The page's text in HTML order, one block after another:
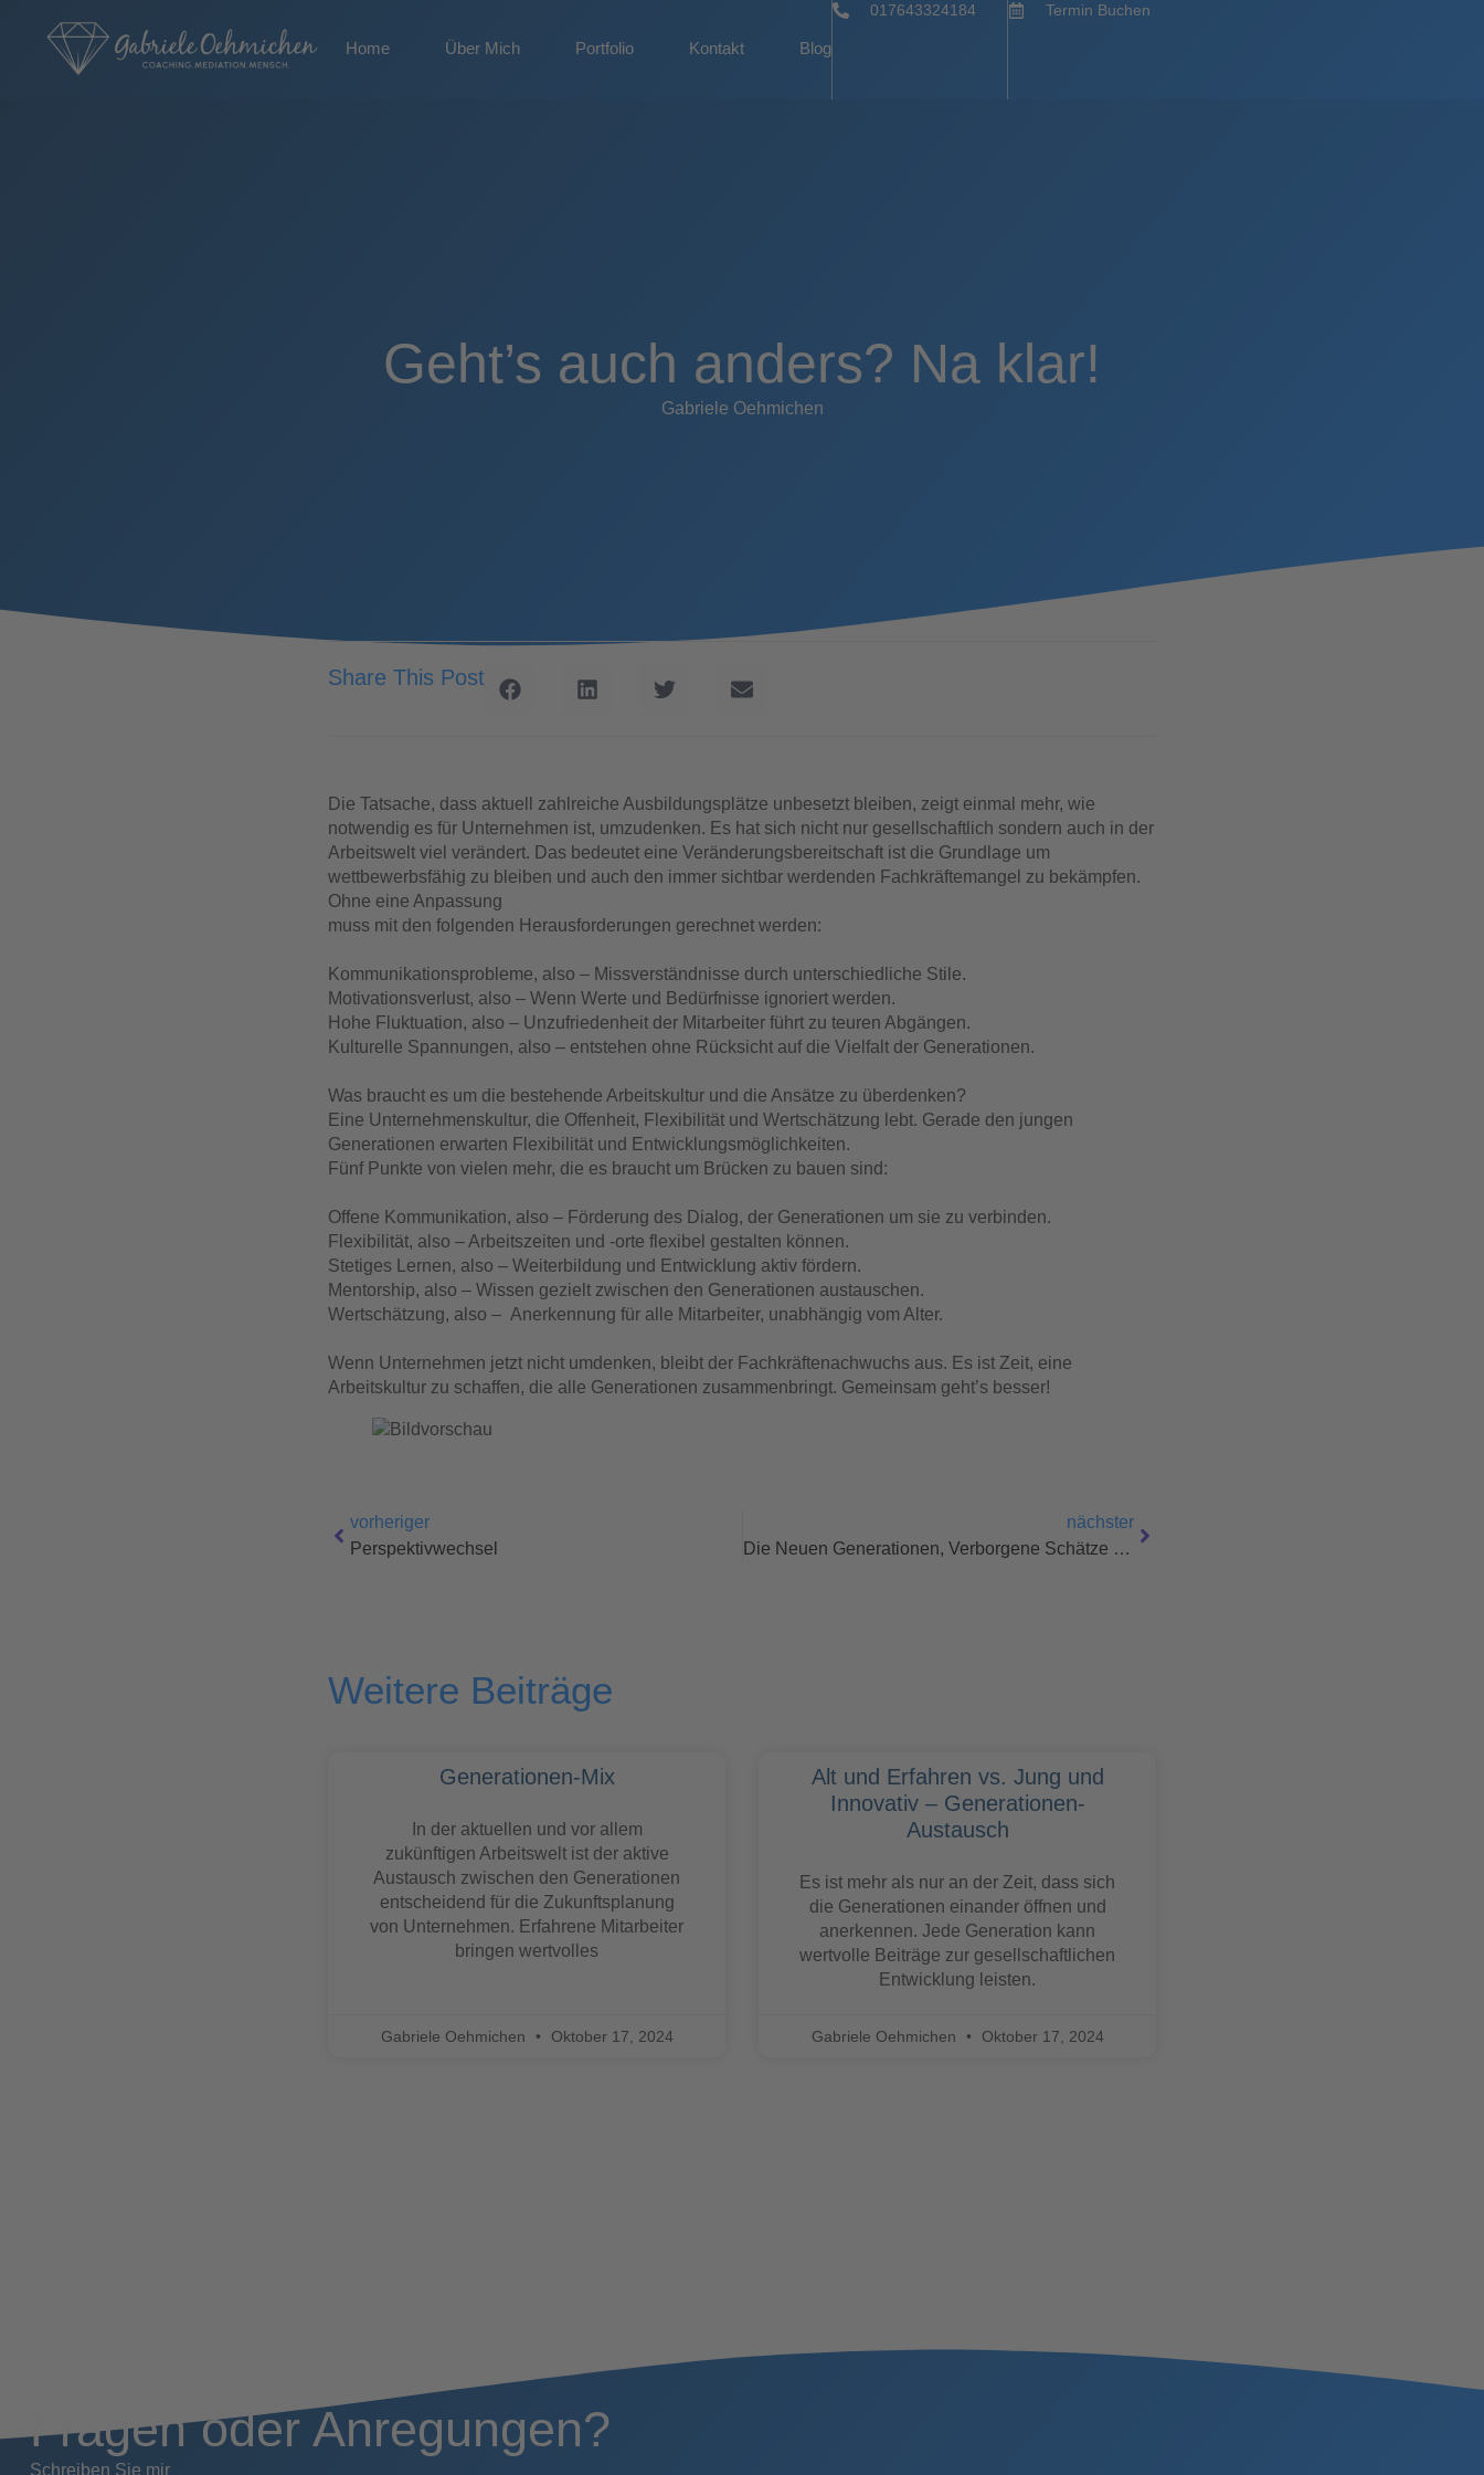
Home Über Mich Portfolio Kontakt Blog
017643324184 Termin Buchen
Geht’s auch anders? Na klar!
Gabriele Oehmichen
Share This Post
Die Tatsache, dass aktuell zahlreiche Ausbildungsplätze unbesetzt bleiben, zeigt einmal mehr, wie
notwendig es für Unternehmen ist, umzudenken. Es hat sich nicht nur gesellschaftlich sondern auch in der
Arbeitswelt viel verändert. Das bedeutet eine Veränderungsbereitschaft ist die Grundlage um
wettbewerbsfähig zu bleiben und auch den immer sichtbar werdenden Fachkräftemangel zu bekämpfen.
Ohne eine Anpassung
muss mit den folgenden Herausforderungen gerechnet werden:
Kommunikationsprobleme, also – Missverständnisse durch unterschiedliche Stile.
Motivationsverlust, also – Wenn Werte und Bedürfnisse ignoriert werden.
Hohe Fluktuation, also – Unzufriedenheit der Mitarbeiter führt zu teuren Abgängen.
Kulturelle Spannungen, also – entstehen ohne Rücksicht auf die Vielfalt der Generationen.
Was braucht es um die bestehende Arbeitskultur und die Ansätze zu überdenken?
Eine Unternehmenskultur, die Offenheit, Flexibilität und Wertschätzung lebt. Gerade den jungen
Generationen erwarten Flexibilität und Entwicklungsmöglichkeiten.
Fünf Punkte von vielen mehr, die es braucht um Brücken zu bauen sind:
Offene Kommunikation, also – Förderung des Dialog, der Generationen um sie zu verbinden.
Flexibilität, also – Arbeitszeiten und -orte flexibel gestalten können.
Stetiges Lernen, also – Weiterbildung und Entwicklung aktiv fördern.
Mentorship, also – Wissen gezielt zwischen den Generationen austauschen.
Wertschätzung, also – Anerkennung für alle Mitarbeiter, unabhängig vom Alter.
Wenn Unternehmen jetzt nicht umdenken, bleibt der Fachkräftenachwuchs aus. Es ist Zeit, eine
Arbeitskultur zu schaffen, die alle Generationen zusammenbringt. Gemeinsam geht’s besser!
vorheriger
Perspektivwechsel
nächster
Die Neuen Generationen, Verborgene Schätze Entdecken
Weitere Beiträge
Generationen-Mix
In der aktuellen und vor allem
zukünftigen Arbeitswelt ist der aktive
Austausch zwischen den Generationen
entscheidend für die Zukunftsplanung
von Unternehmen. Erfahrene Mitarbeiter
bringen wertvolles
Gabriele Oehmichen Oktober 17, 2024
Alt und Erfahren vs. Jung und
Innovativ – Generationen-
Austausch
Es ist mehr als nur an der Zeit, dass sich
die Generationen einander öffnen und
anerkennen. Jede Generation kann
wertvolle Beiträge zur gesellschaftlichen
Entwicklung leisten.
Gabriele Oehmichen Oktober 17, 2024
Fragen oder Anregungen?
Schreiben Sie mir